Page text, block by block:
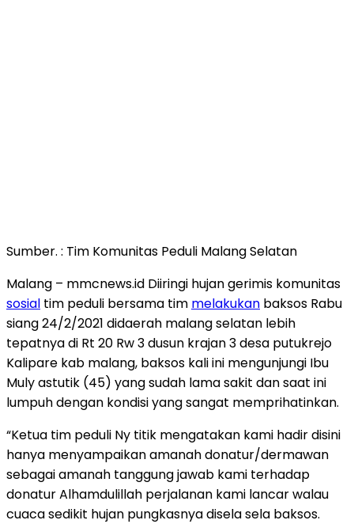
Sumber. : Tim Komunitas Peduli Malang Selatan
Malang – mmcnews.id Diiringi hujan gerimis komunitas
sosial tim peduli bersama tim melakukan baksos Rabu
siang 24/2/2021 didaerah malang selatan lebih
tepatnya di Rt 20 Rw 3 dusun krajan 3 desa putukrejo
Kalipare kab malang, baksos kali ini mengunjungi Ibu
Muly astutik (45) yang sudah lama sakit dan saat ini
lumpuh dengan kondisi yang sangat memprihatinkan.
“Ketua tim peduli Ny titik mengatakan kami hadir disini
hanya menyampaikan amanah donatur/dermawan
sebagai amanah tanggung jawab kami terhadap
donatur Alhamdulillah perjalanan kami lancar walau
cuaca sedikit hujan pungkasnya disela sela baksos.